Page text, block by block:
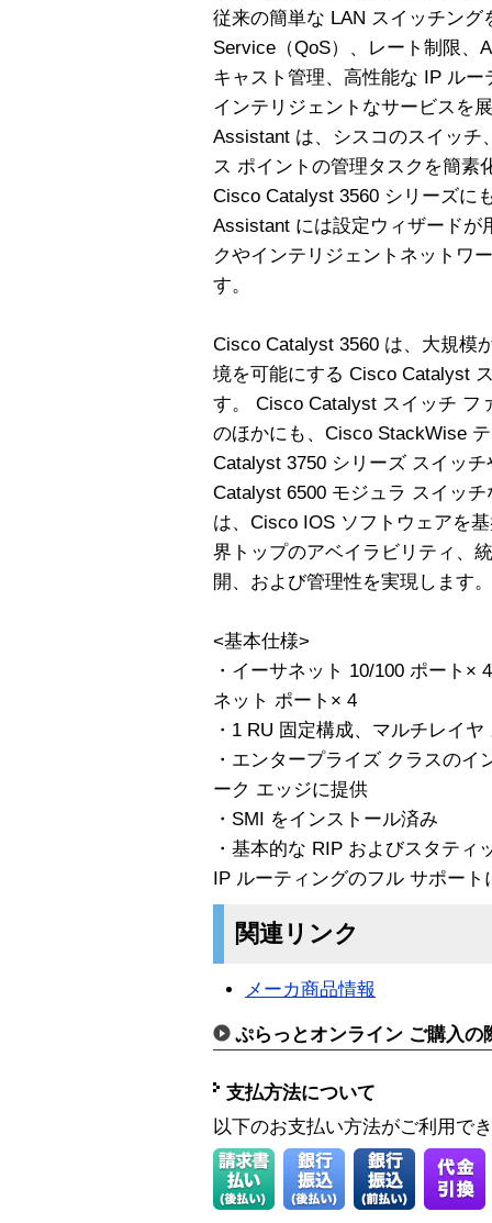
従来の簡単な LAN スイッチン
Service（QoS）、レート制限、
キャスト管理、高性能な IP ル
インテリジェントなサービスを
Assistant は、シスコのスイッチ
ス ポイントの管理タスクを簡素
Cisco Catalyst 3560 シリーズに
Assistant には設定ウィザードが
クやインテリジェントネットワ
す。
Cisco Catalyst 3560 は、大規模
境を可能にする Cisco Catalyst
す。 Cisco Catalyst スイッチ フ
のほかにも、Cisco StackWise
Catalyst 3750 シリーズ スイッ
Catalyst 6500 モジュラ スイッ
は、Cisco IOS ソフトウェアを
界トップのアベイラビリティ、
開、および管理性を実現します。
<基本仕様>
・イーサネット 10/100 ポート×
ネット ポート× 4
・1 RU 固定構成、マルチレイヤ
・エンタープライズ クラスの
ーク エッジに提供
・SMI をインストール済み
・基本的な RIP およびスタテ
IP ルーティングのフル サポー
関連リンク
メーカ商品情報
ぷらっとオンライン ご購入の
支払方法について
以下のお支払い方法がご利用で